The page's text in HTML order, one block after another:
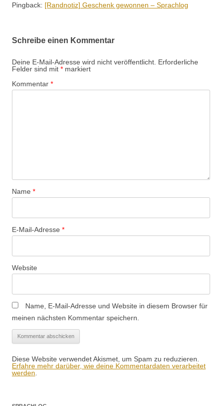
Pingback: [Randnotiz] Geschenk gewonnen – Sprachlog
Schreibe einen Kommentar
Deine E-Mail-Adresse wird nicht veröffentlicht. Erforderliche
Felder sind mit * markiert
Kommentar *
Name *
E-Mail-Adresse *
Website
Name, E-Mail-Adresse und Website in diesem Browser für
meinen nächsten Kommentar speichern.
Diese Website verwendet Akismet, um Spam zu reduzieren.
Erfahre mehr darüber, wie deine Kommentardaten verarbeitet
werden